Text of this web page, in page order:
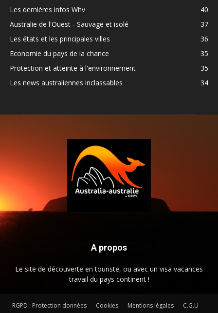
Les dernières infos Whv
40
Australie de l'Ouest - Sauvage et isolé
37
Les états et les principales villes
36
Economie du pays de la chance
35
Protection et atteinte à l'environnement
35
Les news australiennes inclassables
34
A propos
Le site de découverte en touriste, ou avec un visa vacances
travail du pays continent !
RGPD : Protection données Cookies Mentions légales
C.G.U